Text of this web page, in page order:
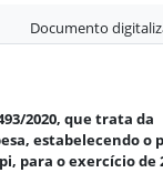
Documento
2020, que trata da
estabelecendo o
para o exercício de